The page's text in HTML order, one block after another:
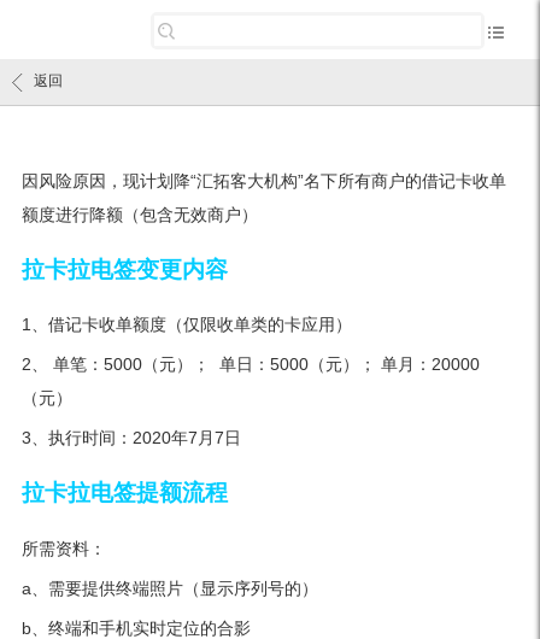
返回
因风险原因，现计划降“汇拓客大机构”名下所有商户的借记卡收单
额度进行降额（包含无效商户）
拉卡拉电签变更内容
1、借记卡收单额度（仅限收单类的卡应用）
2、 单笔：5000（元）； 单日：5000（元）； 单月：20000
（元）
3、执行时间：2020年7月7日
拉卡拉电签提额流程
所需资料：
a、需要提供终端照片（显示序列号的）
b、终端和手机实时定位的合影